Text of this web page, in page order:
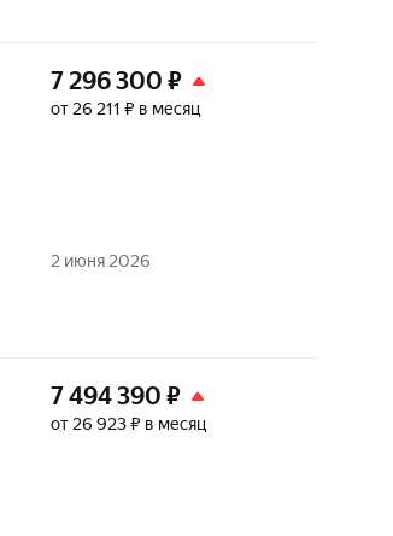
7 296 300 ₽
от 26 211 ₽ в месяц
2 июня 2026
7 494 390 ₽
от 26 923 ₽ в месяц